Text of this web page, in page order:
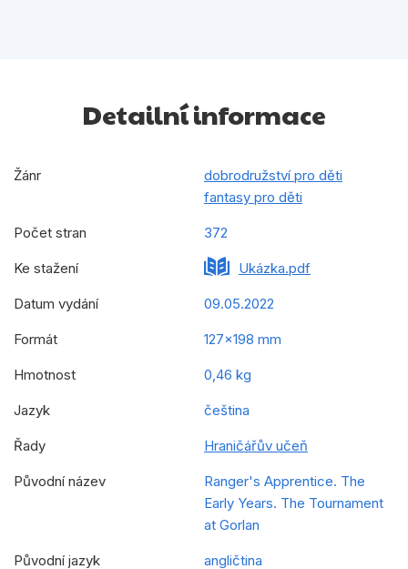
Detailní informace
Žánr
dobrodružství pro děti
fantasy pro děti
Počet stran 372
Ke stažení Ukázka.pdf
Datum vydání 09.05.2022
Formát 127x198 mm
Hmotnost 0,46 kg
Jazyk čeština
Řady Hraničářův učeň
Původní název
Ranger's Apprentice. The
Early Years. The Tournament
at Gorlan
Původní jazyk angličtina